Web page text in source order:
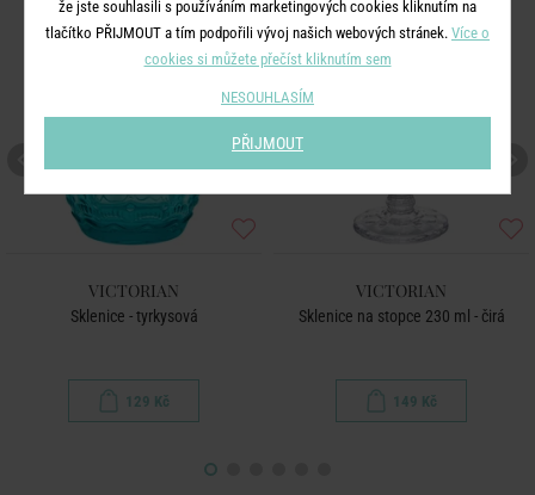
VICTORIAN
Sklenice - tyrkysová
129 Kč
VICTORIAN
Sklenice na stopce 230 ml - čirá
149 Kč
že jste souhlasili s používáním marketingových cookies kliknutím na
tlačítko PŘIJMOUT a tím podpořili vývoj našich webových stránek. Více o
cookies si můžete přečíst kliknutím sem
NESOUHLASÍM
PŘIJMOUT